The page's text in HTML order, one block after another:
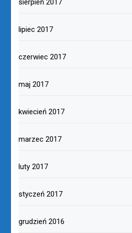
sierpień 2017
lipiec 2017
czerwiec 2017
maj 2017
kwiecień 2017
marzec 2017
luty 2017
styczeń 2017
grudzień 2016